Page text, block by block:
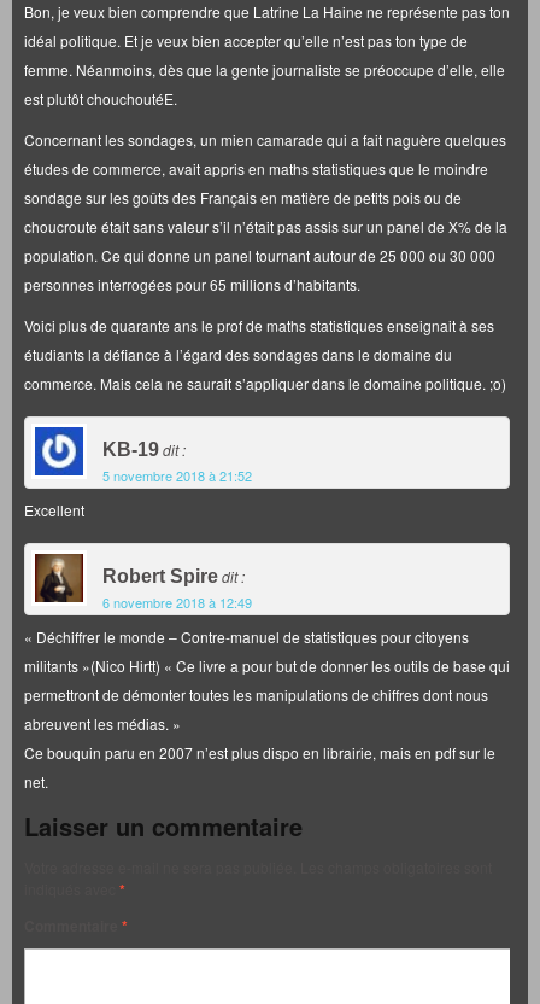
Bon, je veux bien comprendre que Latrine La Haine ne représente pas ton
idéal politique. Et je veux bien accepter qu’elle n’est pas ton type de
femme. Néanmoins, dès que la gente journaliste se préoccupe d’elle, elle
est plutôt chouchoutéE.
Concernant les sondages, un mien camarade qui a fait naguère quelques
études de commerce, avait appris en maths statistiques que le moindre
sondage sur les goûts des Français en matière de petits pois ou de
choucroute était sans valeur s’il n’était pas assis sur un panel de X% de la
population. Ce qui donne un panel tournant autour de 25 000 ou 30 000
personnes interrogées pour 65 millions d’habitants.
Voici plus de quarante ans le prof de maths statistiques enseignait à ses
étudiants la défiance à l’égard des sondages dans le domaine du
commerce. Mais cela ne saurait s’appliquer dans le domaine politique. ;o)
KB-19dit :
5 novembre 2018 à 21:52
Excellent
Robert Spiredit :
6 novembre 2018 à 12:49
« Déchiffrer le monde – Contre-manuel de statistiques pour citoyens
militants »(Nico Hirtt) « Ce livre a pour but de donner les outils de base qui
permettront de démonter toutes les manipulations de chiffres dont nous
abreuvent les médias. »
Ce bouquin paru en 2007 n’est plus dispo en librairie, mais en pdf sur le
net.
Laisser un commentaire
*
*